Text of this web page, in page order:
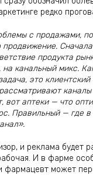
редко
с продажами,
продвижение.
продукта
на канальный микс.
это клиентский
вот аптеки — что
Правильный — где в
и реклама будет
И в фарме
фармацевт может